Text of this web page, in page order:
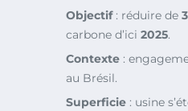
Objectif: réduire de
carbone d’ici 2025.
Contexte :
au Brésil.
Superficie : usine